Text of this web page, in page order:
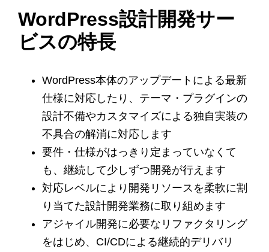
WordPress設計開発サー
ビスの特長
WordPress本体のアップデートによる最新
仕様に対応したり、テーマ・プラグインの
設計不備やカスタマイズによる独自実装の
不具合の解消に対応します
要件・仕様がはっきり定まっていなくて
も、継続して少しずつ開発が行えます
対応レベルにより開発リソースを柔軟に割
り当てた設計開発業務に取り組めます
アジャイル開発に必要なリファクタリング
をはじめ、CI/CDによる継続的デリバリ